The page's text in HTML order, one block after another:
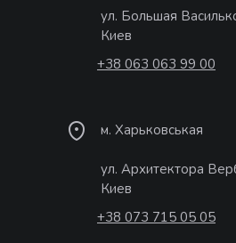
ул. Большая
Киев
+38 063 063 99 00
м. Харьковськая
ул. Архитектора
Киев
+38 073 715 05 05